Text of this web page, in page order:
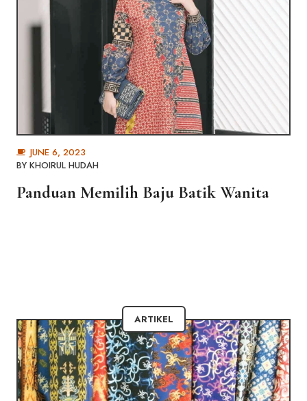
JUNE 6, 2023
BY KHOIRUL HUDAH
Panduan Memilih Baju Batik Wanita
ARTIKEL